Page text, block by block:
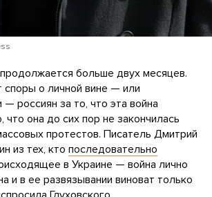
больше двух месяцев.
о личной вине — или
— россиян за то, что эта война
что она до сих пор не закончилась
протестов. Писатель Дмитрий
из тех, кто последовательно
в Украине — война лично
и в ее развязывании виноват только